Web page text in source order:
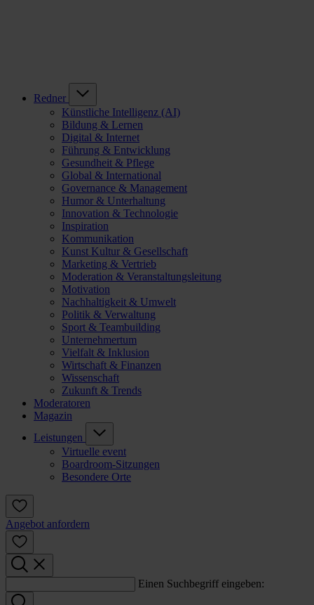
Redner
Künstliche Intelligenz (AI)
Bildung & Lernen
Digital & Internet
Führung & Entwicklung
Gesundheit & Pflege
Global & International
Governance & Management
Humor & Unterhaltung
Innovation & Technologie
Inspiration
Kommunikation
Kunst Kultur & Gesellschaft
Marketing & Vertrieb
Moderation & Veranstaltungsleitung
Motivation
Nachhaltigkeit & Umwelt
Politik & Verwaltung
Sport & Teambuilding
Unternehmertum
Vielfalt & Inklusion
Wirtschaft & Finanzen
Wissenschaft
Zukunft & Trends
Moderatoren
Magazin
Leistungen
Virtuelle event
Boardroom-Sitzungen
Besondere Orte
Angebot anfordern
Einen Suchbegriff eingeben: